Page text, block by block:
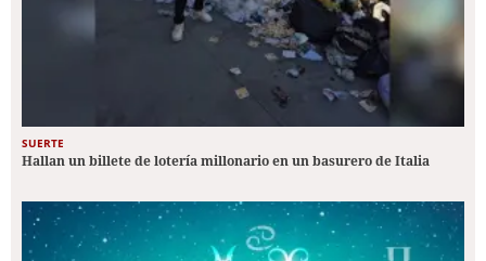
SUERTE
Hallan un billete de lotería millonario en un basurero de Italia